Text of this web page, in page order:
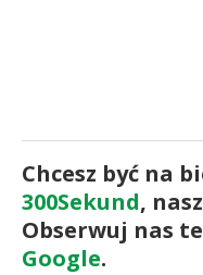
Chcesz być na
300Sekund,
Obserwuj nas
Google.